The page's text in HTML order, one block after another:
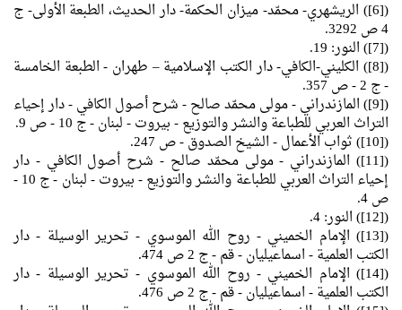
([6]) الريشهري- محمّد- ميزان الحكمة- دار الحديث، الطبعة الأولى- ج
4 ص 3292.
([7]) النور: 19.
([8]) الكليني-الكافي- دار الكتب الإسلامية – طهران - الطبعة الخامسة
- ج 2 - ص 357.
([9]) المازندراني - مولى محمّد صالح - شرح أصول الكافي - دار إحياء
التراث العربي للطباعة والنشر والتوزيع - بيروت - لبنان - ج 10 - ص 9.
([10]) ثواب الأعمال - الشيخ الصدوق - ص 247.
([11]) المازندراني - مولى محمّد صالح - شرح أصول الكافي - دار
إحياء التراث العربي للطباعة والنشر والتوزيع - بيروت - لبنان - ج 10 -
ص 4.
([12]) النور: 4.
([13]) الإمام الخميني - روح الله الموسوي - تحرير الوسيلة - دار
الكتب العلمية - اسماعيليان - قم - ج 2 ص 474.
([14]) الإمام الخميني - روح الله الموسوي - تحرير الوسيلة - دار
الكتب العلمية - اسماعيليان - قم - ج 2 ص 476.